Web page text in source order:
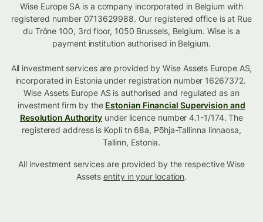
Wise Europe SA is a company incorporated in Belgium with
registered number 0713629988. Our registered office is at Rue
du Trône 100, 3rd floor, 1050 Brussels, Belgium. Wise is a
payment institution authorised in Belgium.
All investment services are provided by Wise Assets Europe AS,
incorporated in Estonia under registration number 16267372.
Wise Assets Europe AS is authorised and regulated as an
investment firm by the Estonian Financial Supervision and
Resolution Authority under licence number 4.1-1/174. The
registered address is Kopli tn 68a, Põhja-Tallinna linnaosa,
Tallinn, Estonia.
All investment services are provided by the respective Wise
Assetsentity in your location.